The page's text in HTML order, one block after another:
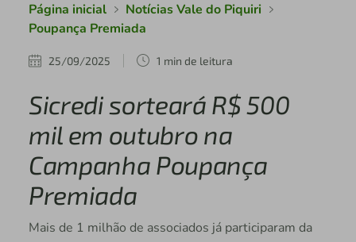
Página inicial
Notícias Vale do Piquiri
Poupança Premiada
25/09/2025 1 min de leitura
Sicredi sorteará R$ 500
mil em outubro na
Campanha Poupança
Premiada
Mais de 1 milhão de associados já participaram da